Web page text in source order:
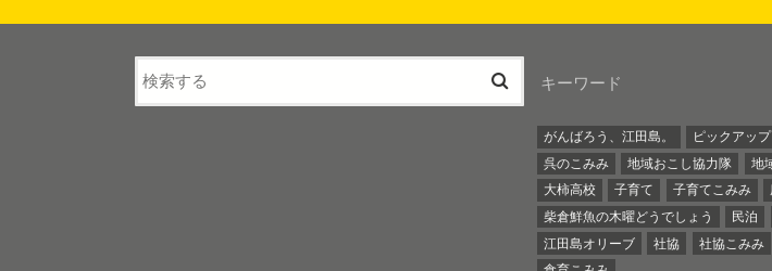
キーワード
がんばろう、江田島。 ピックアップ
呉のこみみ
地域おこし協力隊
地
大柿高校
子育て 子育てこみみ
柴倉鮮魚の木曜どうでしょう
民泊
江田島オリーブ
社協 社協こみみ